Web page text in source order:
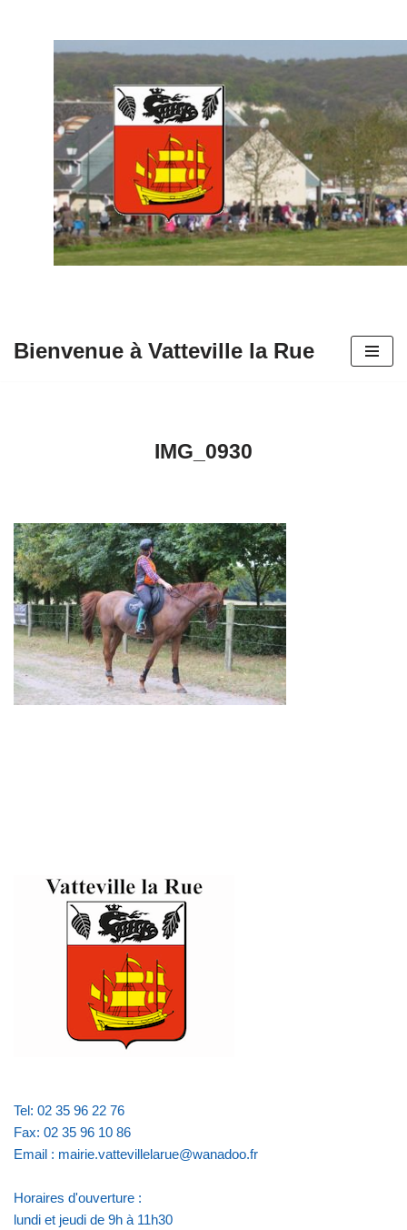
contenu
Bienvenue à Vatteville la Rue
IMG_0930
Tel: 02 35 96 22 76
Fax: 02 35 96 10 86
Email : mairie.vattevillelarue@wanadoo.fr
Horaires d'ouverture :
lundi et jeudi de 9h à 11h30